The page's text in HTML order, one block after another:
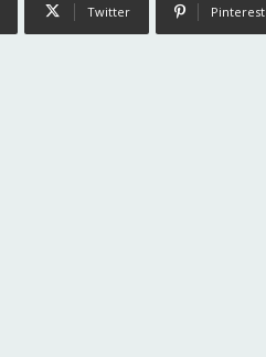
Twitter Pinterest